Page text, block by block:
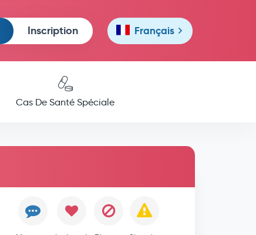
Inscription Français
Cas De Santé Spéciale